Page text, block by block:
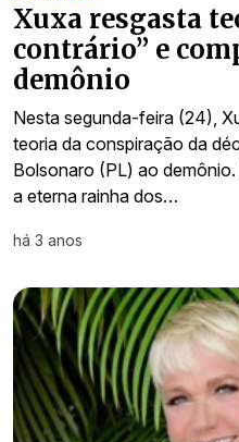
Xuxa resgasta
contrário” e
demônio
Nesta segunda-feira (24),
teoria da conspiração da
Bolsonaro (PL) ao demônio.
a eterna rainha dos…
há 3 anos